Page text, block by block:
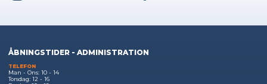
ÅBNINGSTIDER - ADMINISTRATION
TELEFON
Man - Ons: 10 - 14
Torsdag: 12 - 16